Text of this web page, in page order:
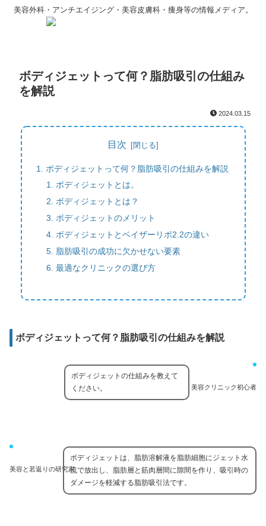
美容外科・アンチエイジング・美容皮膚科・痩身等の情報メディア。
ボディジェットって何？脂肪吸引の仕組み
を解説
2024.03.15
目次
ボディジェットって何？脂肪吸引の仕組みを解説
ボディジェットとは。
ボディジェットとは？
ボディジェットのメリット
ボディジェットとベイザーリポ2.2の違い
脂肪吸引の成功に欠かせない要素
最適なクリニックの選び方
ボディジェットって何？脂肪吸引の仕組みを解説
美容クリニック初心者
ボディジェットの仕組みを教えて
ください。
美容と若返りの研究家
ボディジェットは、脂肪溶解液を脂肪細胞にジェット水
流で放出し、脂肪層と筋肉層間に隙間を作り、吸引時の
ダメージを軽減する脂肪吸引法です。